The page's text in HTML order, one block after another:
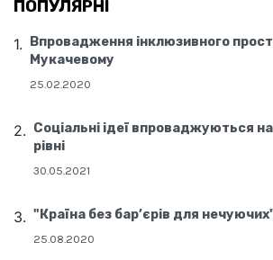
ПОПУЛЯРНІ
Впровадження інклюзивного
Мукачевому
25.02.2020
Соціальні ідеї впроваджуються
рівні
30.05.2021
"Країна без бар’єрів для
25.08.2020